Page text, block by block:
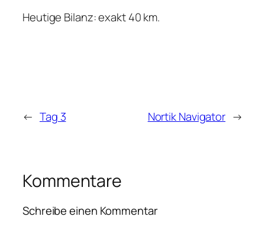
Heutige Bilanz: exakt 40 km.
← Tag 3 Nortik Navigator →
Kommentare
Schreibe einen Kommentar